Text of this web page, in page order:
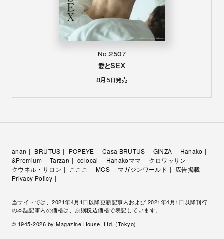
No.2507
愛とSEX
8月5日発売
anan BRUTUS POPEYE Casa BRUTUS GINZA
Hanako
&Premium
Tarzan colocal Hanakoママ
クロワッサン
クウネル・サロン
こここ MCS マガジンワールド
広告掲載
Privacy Policy
当サイトでは、2021年4月1日以降更新記事内および 2021年4月1日以降刊行
の本誌記事内の価格は、原則税込価格で表記しています。
© 1945-2026 by Magazine House, Ltd. (Tokyo)